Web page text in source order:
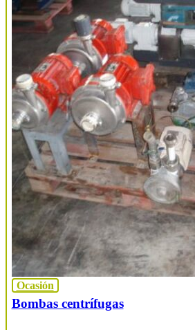
Ocasión
Bombas centrífugas